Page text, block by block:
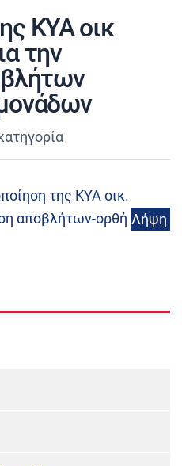
ΚΥΑ οικ
την
της ΚΥΑ οικ.
αποβλήτων-ορθή Λήψη